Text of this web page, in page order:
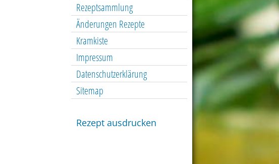
Rezeptsammlung
Änderungen Rezepte
Kramkiste
Impressum
Datenschutzerklärung
Sitemap
Rezept ausdrucken